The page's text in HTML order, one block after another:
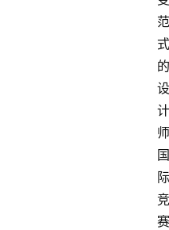
范
式
的
设
计
师
国
际
竞
赛